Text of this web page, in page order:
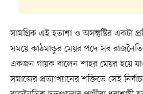
সামগ্রিক এই হতাশা ও অসন্তুষ্টির একটা
সময়ে কাঠমান্ডুর মেয়র পদে সব
একজন গায়ক বালেন শাহর মেয়র হয়ে
সমাজের প্রত্যাখ্যানের শক্তিতে সেই